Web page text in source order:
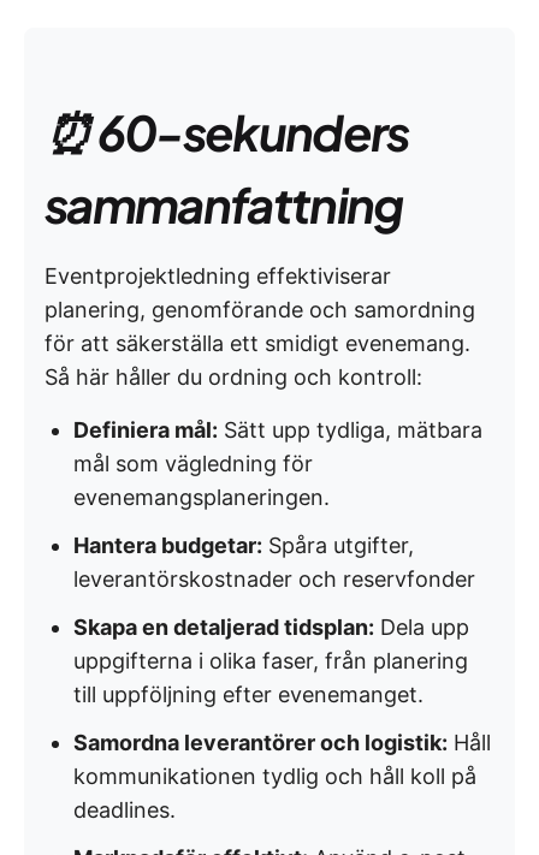
⏰ 60-sekunders
sammanfattning
Eventprojektledning effektiviserar
planering, genomförande och samordning
för att säkerställa ett smidigt evenemang.
Så här håller du ordning och kontroll:
Definiera mål: Sätt upp tydliga, mätbara
mål som vägledning för
evenemangsplaneringen.
Hantera budgetar: Spåra utgifter,
leverantörskostnader och reservfonder
Skapa en detaljerad tidsplan: Dela upp
uppgifterna i olika faser, från planering
till uppföljning efter evenemanget.
Samordna leverantörer och logistik: Håll
kommunikationen tydlig och håll koll på
deadlines.